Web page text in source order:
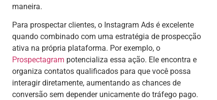
maneira.
Para prospectar clientes, o Instagram Ads é excelente
quando combinado com uma estratégia de prospecção
ativa na própria plataforma. Por exemplo, o
Prospectagram potencializa essa ação. Ele encontra e
organiza contatos qualificados para que você possa
interagir diretamente, aumentando as chances de
conversão sem depender unicamente do tráfego pago.